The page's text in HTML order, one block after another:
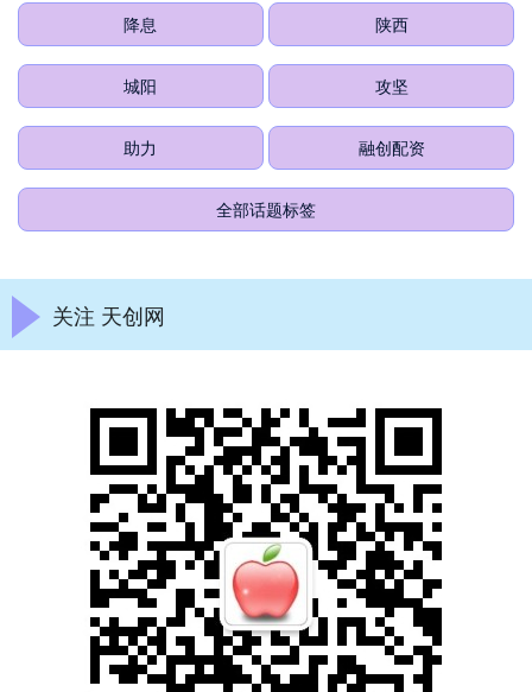
降息 陕西
城阳 攻坚
助力 融创配资
全部话题标签
关注 天创网